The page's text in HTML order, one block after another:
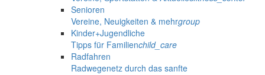
Senioren
Vereine, Neuigkeiten & mehrgroup
Kinder+Jugendliche
Tipps für Familienchild_care
Radfahren
Radwegenetz durch das sanfte